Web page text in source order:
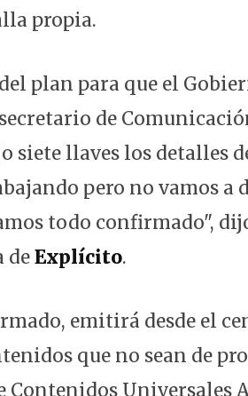
propia.
plan para que el
de
siete llaves los detalles
pero no vamos a
todo confirmado",
deExplícito.
emitirá desde el
que no sean de
Contenidos Universales